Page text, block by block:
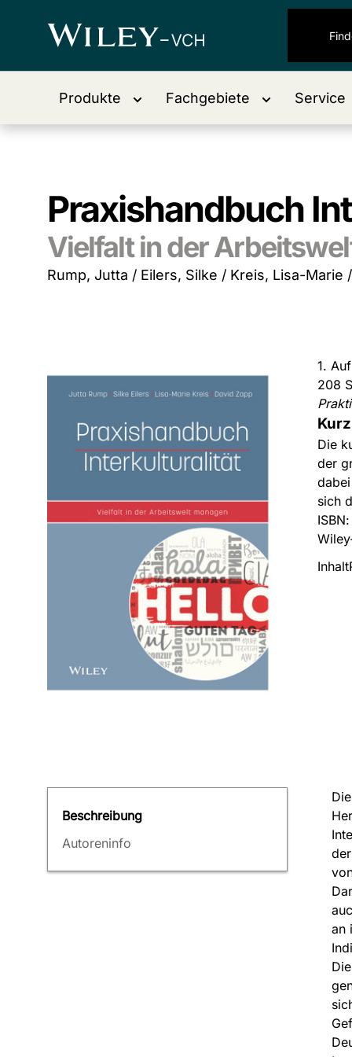
Produkte Fachgebiete Service
Praxishandbuch
Vielfalt in der
Rump, Jutta / Eilers, Silke / Kreis, Lisa-Marie
1.
208
Die
der
sich
ISBN:
Inhalt
Beschreibung
Autoreninfo
an